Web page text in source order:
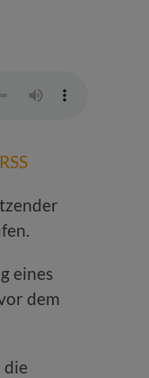
RSS
eines
dem
die